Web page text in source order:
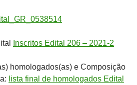
Inscritos Edital 206 – 2021-2
homologados(as) e Composição
lista final de homologados Edital